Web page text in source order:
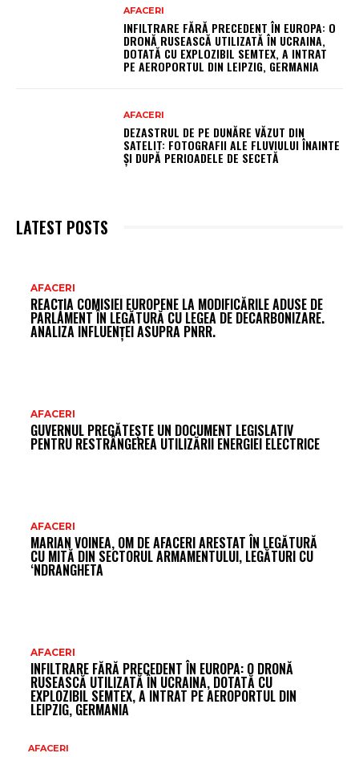
AFACERI
INFILTRARE FĂRĂ PRECEDENT ÎN EUROPA: O
DRONĂ RUSEASCĂ UTILIZATĂ ÎN UCRAINA,
DOTATĂ CU EXPLOZIBIL SEMTEX, A INTRAT
PE AEROPORTUL DIN LEIPZIG, GERMANIA
AFACERI
DEZASTRUL DE PE DUNĂRE VĂZUT DIN
SATELIT: FOTOGRAFII ALE FLUVIULUI ÎNAINTE
ȘI DUPĂ PERIOADELE DE SECETĂ
LATEST POSTS
AFACERI
REACȚIA COMISIEI EUROPENE LA MODIFICĂRILE ADUSE DE
PARLAMENT ÎN LEGĂTURĂ CU LEGEA DE DECARBONIZARE.
ANALIZA INFLUENȚEI ASUPRA PNRR.
AFACERI
GUVERNUL PREGĂTEȘTE UN DOCUMENT LEGISLATIV
PENTRU RESTRÂNGEREA UTILIZĂRII ENERGIEI ELECTRICE
AFACERI
MARIAN VOINEA, OM DE AFACERI ARESTAT ÎN LEGĂTURĂ
CU MITĂ DIN SECTORUL ARMAMENTULUI, LEGĂTURI CU
‘NDRANGHETA
AFACERI
INFILTRARE FĂRĂ PRECEDENT ÎN EUROPA: O DRONĂ
RUSEASCĂ UTILIZATĂ ÎN UCRAINA, DOTATĂ CU
EXPLOZIBIL SEMTEX, A INTRAT PE AEROPORTUL DIN
LEIPZIG, GERMANIA
AFACERI